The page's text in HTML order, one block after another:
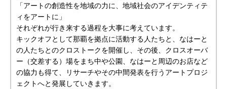
「アートの創造性を地域の力に、地域社会のアイデンティテ
ィをアートに」
それぞれが行き来する過程を大事に考えています。
キックオフとして那覇を拠点に活動する人たちと、なはーと
の人たちとのクロストークを開催し、その後、クロスオーバ
ー（交差する）場をまち中や公園、なはーと周辺のお店など
の協力も得て、リサーチやその中間発表を行うアートプロジ
ェクトへと発展していきます。